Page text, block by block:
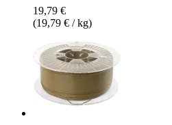
19,79 €
(19,79 € / kg)